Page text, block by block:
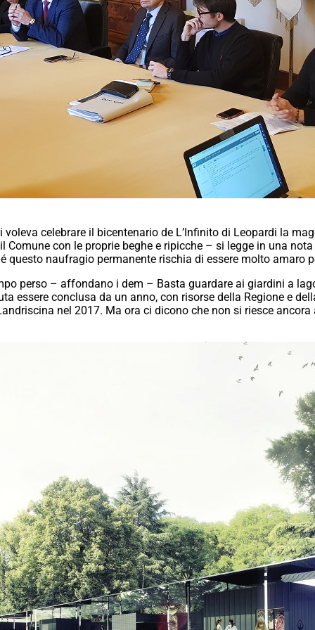
voleva celebrare il bicentenario de L’Infinito di Leopardi la
con le proprie beghe e ripicche – si legge in una
questo naufragio permanente rischia di essere molto amaro
perso – affondano i dem – Basta guardare ai giardini a
essere conclusa da un anno, con risorse della Regione e
nel 2017. Ma ora ci dicono che non si riesce ancora